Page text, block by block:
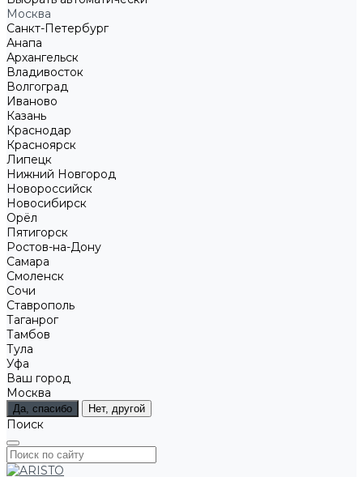
Москва
Санкт-Петербург
Анапа
Архангельск
Владивосток
Волгоград
Иваново
Казань
Краснодар
Красноярск
Липецк
Нижний Новгород
Новороссийск
Новосибирск
Орёл
Пятигорск
Ростов-на-Дону
Самара
Смоленск
Сочи
Ставрополь
Таганрог
Тамбов
Тула
Уфа
Ваш город
Москва
Да, спасибо Нет, другой
Поиск